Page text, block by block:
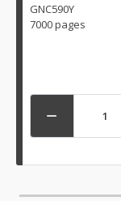
GNC590Y
7000 pages
